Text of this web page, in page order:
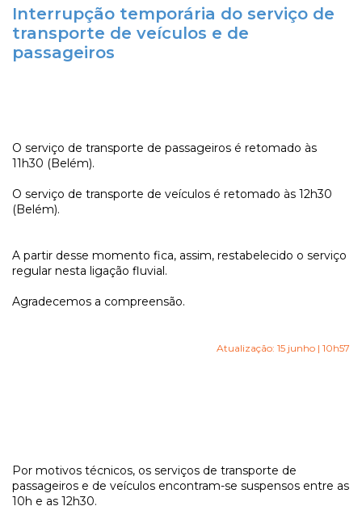
Interrupção temporária do serviço de
transporte de veículos e de
passageiros
O serviço de transporte de passageiros é retomado às
11h30 (Belém).
O serviço de transporte de veículos é retomado às 12h30
(Belém).
A partir desse momento fica, assim, restabelecido o serviço
regular nesta ligação fluvial.
Agradecemos a compreensão.
Atualização: 15 junho | 10h57
Por motivos técnicos, os serviços de transporte de
passageiros e de veículos encontram-se suspensos entre as
10h e as 12h30.